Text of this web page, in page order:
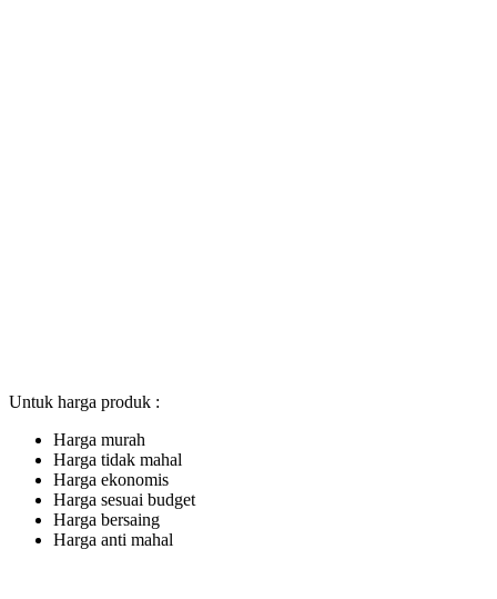
Untuk harga produk :
Harga murah
Harga tidak mahal
Harga ekonomis
Harga sesuai budget
Harga bersaing
Harga anti mahal